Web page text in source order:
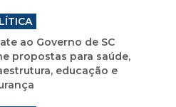
ao Governo de SC
propostas para saúde,
educação e